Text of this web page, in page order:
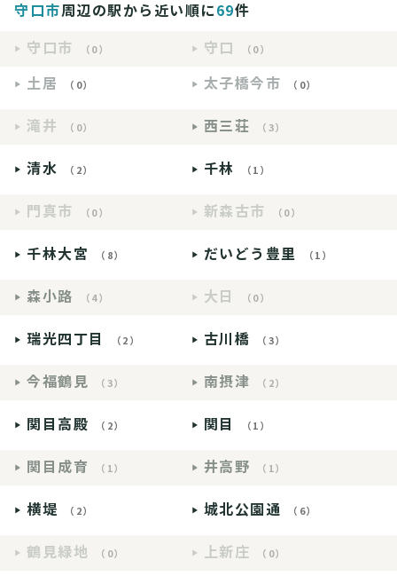
守口市周辺の駅から近い順に69件
守口市
（0） 守口 （0）
土居 （0） 太子橋今市 （0）
滝井 （0） 西三荘 （3）
清水 （2） 千林 （1）
門真市 （0） 新森古市 （0）
千林大宮 （8） だいどう豊里 （1）
森小路 （4） 大日 （0）
瑞光四丁目 （2） 古川橋 （3）
今福鶴見 （3） 南摂津 （2）
関目高殿 （2） 関目 （1）
関目成育 （1） 井高野 （1）
横堤 （2） 城北公園通 （6）
鶴見緑地 （0） 上新庄 （0）